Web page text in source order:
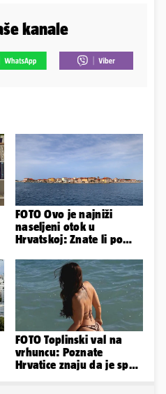
kanale
FOTO Ovo je najniži
naseljeni otok u
Hrvatskoj: Znate li po
FOTO Toplinski val na
vrhuncu: Poznate
Hrvatice znaju da je spas